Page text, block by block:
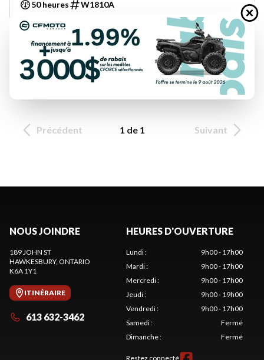
50 heures
W1810A
12 995 $
Épargnez 4 000 $
8 995 $
VOIR LES DÉTAILS
Précédent 1 de 1 Suivant
NOUS JOINDRE
189 JOHN ST
HAWKESBURY, ONTARIO
K6A 1Y1
ITINÉRAIRE
613 632-3462
HEURES D'OUVERTURE
Lundi:
9h00 - 17h00
Mardi:
9h00 - 17h00
Mercredi:
9h00 - 17h00
Jeudi:
9h00 - 19h00
Vendredi:
9h00 - 17h00
Samedi:
Fermé
Dimanche: Fermé
Restez connecté